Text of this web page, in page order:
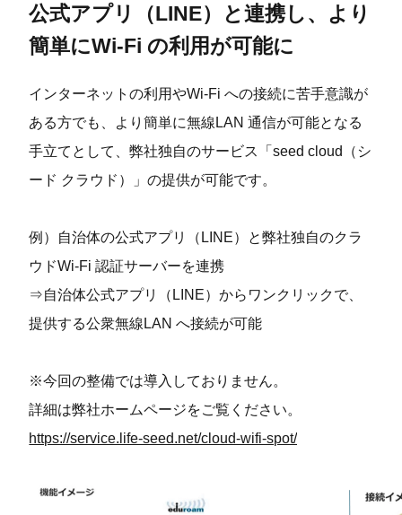
公式アプリ（LINE）と連携し、より
簡単にWi-Fi の利用が可能に
インターネットの利⽤やWi-Fi への接続に苦⼿意識が
ある⽅でも、より簡単に無線LAN 通信が可能となる
⼿⽴てとして、弊社独⾃のサービス「seed cloud（シ
ード クラウド）」の提供が可能です。
例）⾃治体の公式アプリ（LINE）と弊社独⾃のクラ
ウドWi-Fi 認証サーバーを連携
⇒⾃治体公式アプリ（LINE）からワンクリックで、
提供する公衆無線LAN へ接続が可能
※今回の整備では導⼊しておりません。
詳細は弊社ホームページをご覧ください。
https://service.life-seed.net/cloud-wifi-spot/